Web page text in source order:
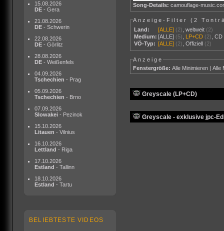
15.08.2026
DE - Gera
21.08.2026
DE - Schwerin
22.08.2026
DE - Görlitz
28.08.2026
DE - Weißenfels
04.09.2026
Tschechien - Prag
05.09.2026
Tschechien - Brno
07.09.2026
Slowakei - Pezinok
15.10.2026
Litauen - Vilnius
16.10.2026
Lettland - Riga
17.10.2026
Estland - Tallinn
18.10.2026
Estland - Tartu
BELIEBTESTE VIDEOS
Song-Details: camouflage-
Anzeige-Filter (2
Land:
[ALLE] (2) ,weltweit (2)
Medium: [ALLE] (5) LP+CD (2) ,CD
VÖ-Typ: [ALLE] (2) ,Offiziell (2)
Anzeige
Fenstergröße: Alle Minimieren |Alle
Greyscale (LP+CD)
Greyscale - exklusive jpc-